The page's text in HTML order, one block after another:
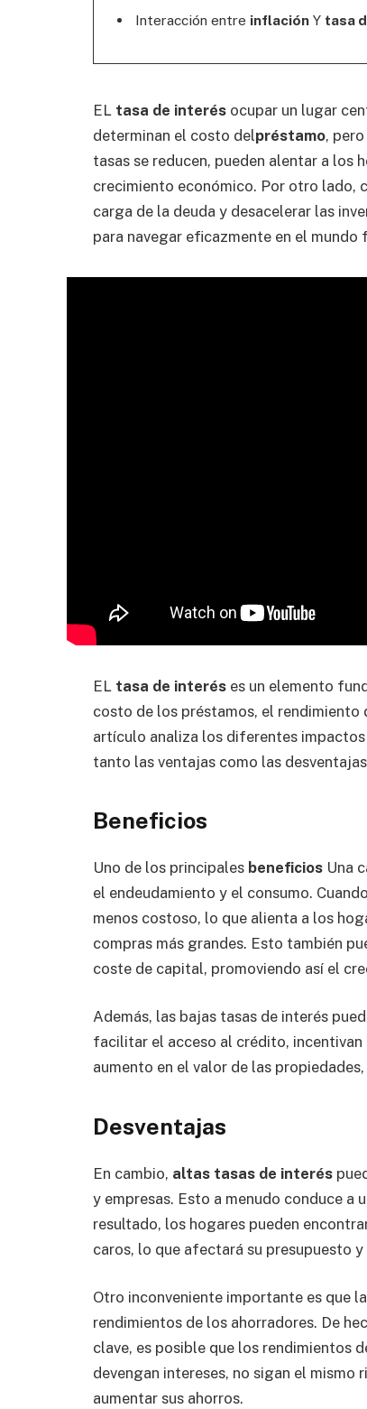
Interacción entre inflaciónY tasa
EL tasa de interés ocupar un lugar
determinan el costo delpréstamo,
tasas se reducen, pueden alentar a los
crecimiento económico. Por otro lado,
carga de la deuda y desacelerar las
para navegar eficazmente en el
EL tasa de interés es un elemento
costo de los préstamos, el rendimiento
artículo analiza los diferentes
tanto las ventajas como las
Beneficios
Uno de los principales beneficios Una
el endeudamiento y el consumo.
menos costoso, lo que alienta a los
compras más grandes. Esto también
coste de capital, promoviendo así el
Además, las bajas tasas de interés
facilitar el acceso al crédito, incentivan
aumento en el valor de las
Desventajas
En cambio, altas tasas de interés
y empresas. Esto a menudo conduce a
resultado, los hogares pueden
caros, lo que afectará su presupuesto
Otro inconveniente importante es que
rendimientos de los ahorradores. De
clave, es posible que los rendimientos
devengan intereses, no sigan el
aumentar sus ahorros.